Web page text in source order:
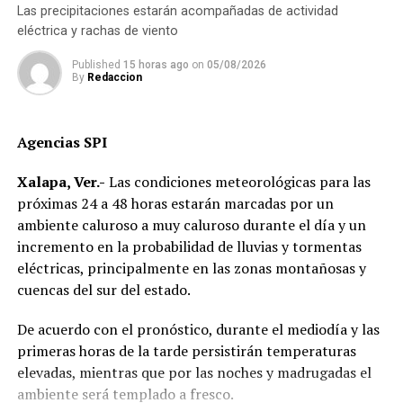
gobierno estatal con la finalidad de trabajar en beneficio
de los veracruzanos.
“Pero el abuso cometido en contra del acuario deja en
veracruzanos rechazo tajantemente la forma en la que
se respondió a la resistencia que, fincada en las leyes y el
Derecho, estaba oponiendo el Fideicomiso del Acuario
para defenderse”, dijo.
La alcaldesa consideró que se debió privilegiar el diálogo
y se debieron respetar las garantías de la debida defensa
por el bien del acuario, de sus especies marinas, así
como del progreso y de la vida misma de nuestra ciudad.
RELATED TOPICS:
Las precipitaciones estarán acompañadas de actividad
eléctrica y rachas de viento
Published 15 horas ago on 05/08/2026
By Redaccion
Agencias SPI
Xalapa, Ver.- Las condiciones meteorológicas para las
próximas 24 a 48 horas estarán marcadas por un
ambiente caluroso a muy caluroso durante el día y un
incremento en la probabilidad de lluvias y tormentas
eléctricas, principalmente en las zonas montañosas y
cuencas del sur del estado.
De acuerdo con el pronóstico, durante el mediodía y las
primeras horas de la tarde persistirán temperaturas
elevadas, mientras que por las noches y madrugadas el
ambiente será templado a fresco.